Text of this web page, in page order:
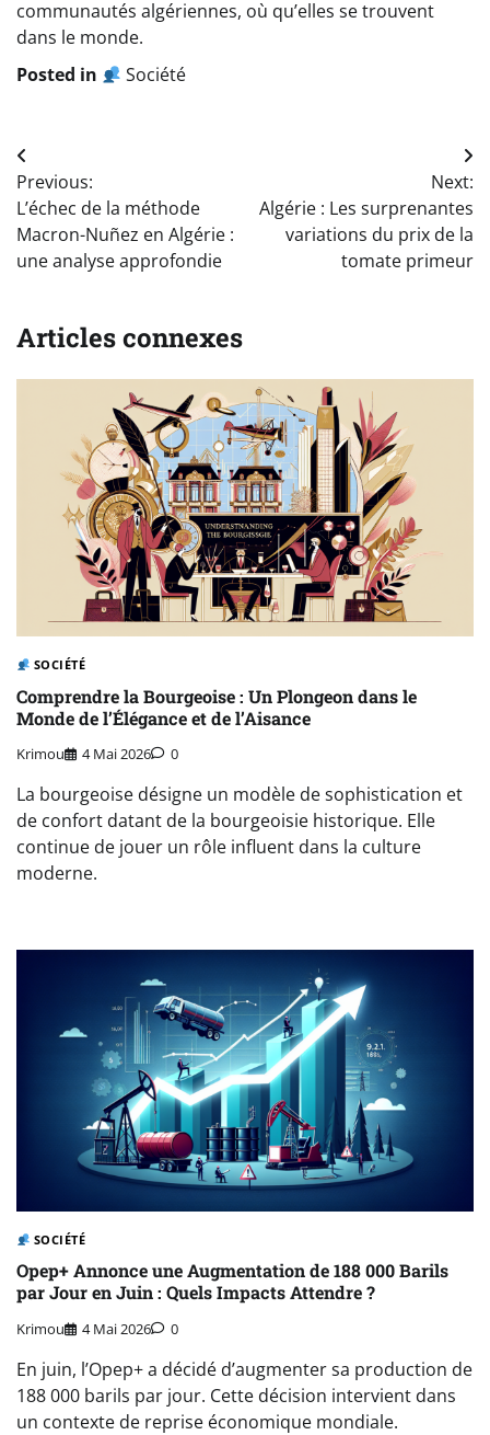
communautés algériennes, où qu’elles se trouvent
dans le monde.
Posted in
Société
Navigation
de
l’article
Previous:
L’échec de la méthode
Macron-Nuñez en Algérie :
une analyse approfondie
Next:
Algérie : Les surprenantes
variations du prix de la
tomate primeur
Articles connexes
SOCIÉTÉ
Comprendre la Bourgeoise : Un Plongeon dans le
Monde de l’Élégance et de l’Aisance
Krimou 4 Mai 2026 0
La bourgeoise désigne un modèle de sophistication et
de confort datant de la bourgeoisie historique. Elle
continue de jouer un rôle influent dans la culture
moderne.
SOCIÉTÉ
Opep+ Annonce une Augmentation de 188 000 Barils
par Jour en Juin : Quels Impacts Attendre ?
Krimou 4 Mai 2026 0
En juin, l’Opep+ a décidé d’augmenter sa production de
188 000 barils par jour. Cette décision intervient dans
un contexte de reprise économique mondiale.